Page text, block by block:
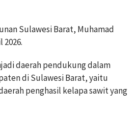
Sulawesi Barat, Muhamad
daerah pendukung dalam
di Sulawesi Barat, yaitu
penghasil kelapa sawit yang